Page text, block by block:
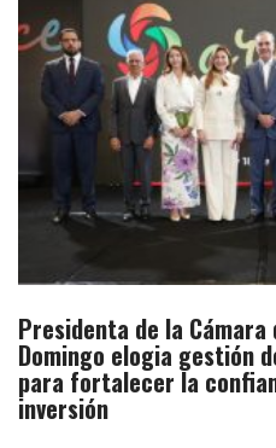
Presidenta de la Cámara
Domingo elogia gestión
para fortalecer la
inversión